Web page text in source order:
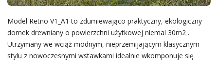
Model Retno V1_A1 to zdumiewająco praktyczny, ekologiczny
domek drewniany o powierzchni użytkowej niemal 30m2 .
Utrzymany we wciąż modnym, nieprzemijającym klasycznym
stylu z nowoczesnymi wstawkami idealnie wkomponuje się